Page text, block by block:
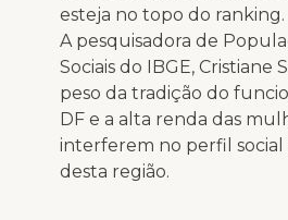
esteja no topo do ranking.
A pesquisadora de
Sociais do IBGE, Cristiane
peso da tradição do
DF e a alta renda das
interferem no perfil social
desta região.